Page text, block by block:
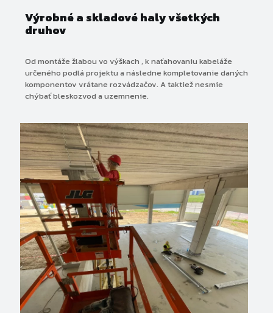
Výrobné a skladové haly všetkých
druhov
Od montáže žlabou vo výškach , k naťahovaniu kabeláže
určeného podlá projektu a následne kompletovanie daných
komponentov vrátane rozvádzačov. A taktiež nesmie
chýbať bleskozvod a uzemnenie.